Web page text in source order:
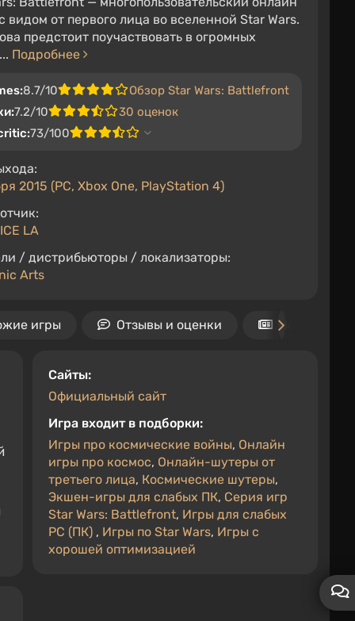
видом от первого лица во вселенной Star Wars.
предстоит поучаствовать в огромных
Подробнее
8.7/10
Обзор Star Wars: Battlefront
7.2/10
30 оценок
73/100
2015 (PC, Xbox One, PlayStation 4)
LA
/ дистрибьюторы / локализаторы:
Arts
игры Отзывы и оценки Новости
Cайты:
Официальный сайт
Игра входит в подборки:
Игры про космические войны, Онлайн
игры про космос, Онлайн-шутеры от
третьего лица, Космические шутеры,
Экшен-игры для слабых ПК, Серия игр
Star Wars: Battlefront, Игры для слабых
PC (ПК) , Игры по Star Wars, Игры с
хорошей оптимизацией